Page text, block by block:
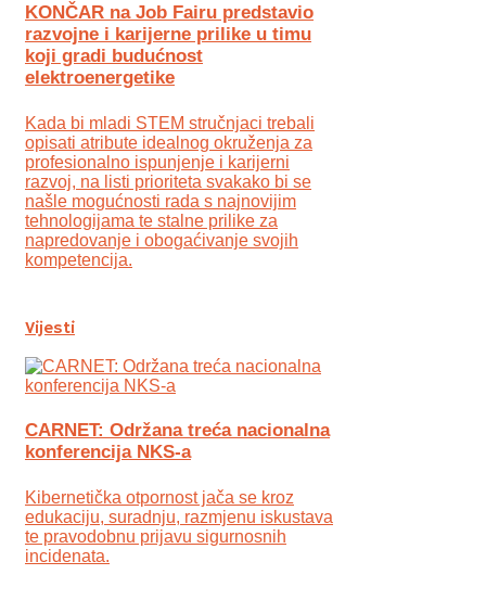
KONČAR na Job Fairu predstavio
razvojne i karijerne prilike u timu
koji gradi budućnost
elektroenergetike
Kada bi mladi STEM stručnjaci trebali
opisati atribute idealnog okruženja za
profesionalno ispunjenje i karijerni
razvoj, na listi prioriteta svakako bi se
našle mogućnosti rada s najnovijim
tehnologijama te stalne prilike za
napredovanje i obogaćivanje svojih
kompetencija.
Vijesti
CARNET: Održana treća nacionalna
konferencija NKS-a
Kibernetička otpornost jača se kroz
edukaciju, suradnju, razmjenu iskustava
te pravodobnu prijavu sigurnosnih
incidenata.